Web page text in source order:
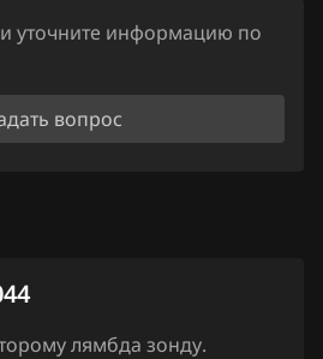
уточните информацию по
вопрос
лямбда зонду.